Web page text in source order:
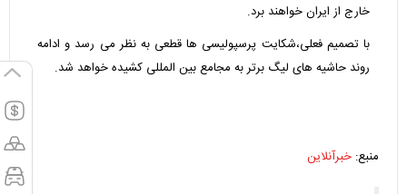
خارج از ایران خواهند برد.
با تصمیم فعلی،شکایت پرسپولیسی ها قطعی به نظر می رسد و ادامه
روند حاشیه های لیگ برتر به مجامع بین المللی کشیده خواهد شد.
منبع: خبرآنلاین